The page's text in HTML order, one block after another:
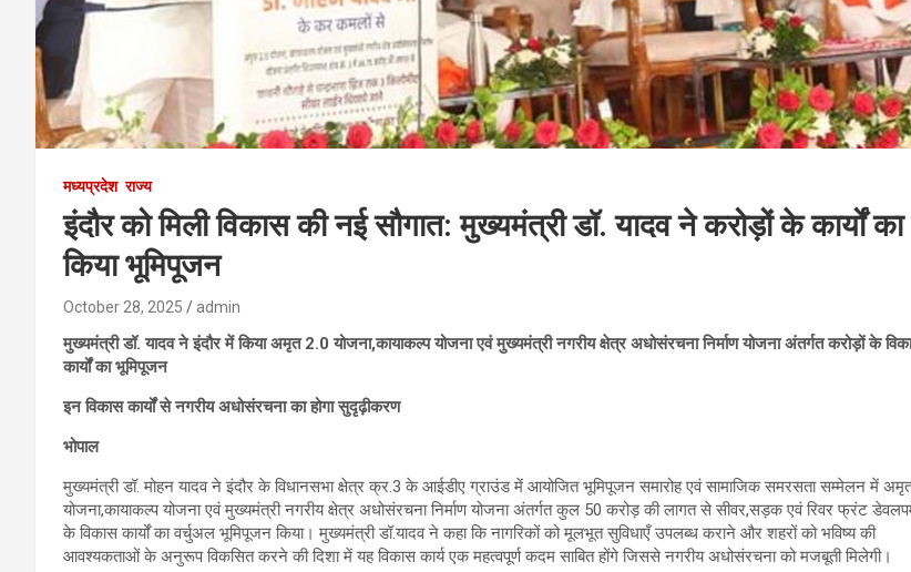
मध्यप्रदेश राज्य
इंदौर को मिली विकास की नई सौगात: मुख्यमंत्री डॉ. यादव ने करोड़ों के कार्यों का
किया भूमिपूजन
October 28, 2025 admin
मुख्यमंत्री डॉ. यादव ने इंदौर में किया अमृत 2.0 योजना,कायाकल्प योजना एवं मुख्यमंत्री नगरीय क्षेत्र अधोसंरचना निर्माण योजना अंतर्गत करोड़ों के
कार्यों का भूमिपूजन
इन विकास कार्यों से नगरीय अधोसंरचना का होगा सुदृढ़ीकरण
भोपाल
मुख्यमंत्री डॉ. मोहन यादव ने इंदौर के विधानसभा क्षेत्र क्र.3 के आईडीए ग्राउंड में आयोजित भूमिपूजन समारोह एवं सामाजिक समरसता सम्मेलन में
योजना,कायाकल्प योजना एवं मुख्यमंत्री नगरीय क्षेत्र अधोसंरचना निर्माण योजना अंतर्गत कुल 50 करोड़ की लागत से सीवर,सड़क एवं रिवर फ्रंट
के विकास कार्यों का वर्चुअल भूमिपूजन किया। मुख्यमंत्री डॉ.यादव ने कहा कि नागरिकों को मूलभूत सुविधाएँ उपलब्ध कराने और शहरों को भविष्य की
आवश्यकताओं के अनुरूप विकसित करने की दिशा में यह विकास कार्य एक महत्वपूर्ण कदम साबित होंगे जिससे नगरीय अधोसंरचना को मजबूती मिलेगी।